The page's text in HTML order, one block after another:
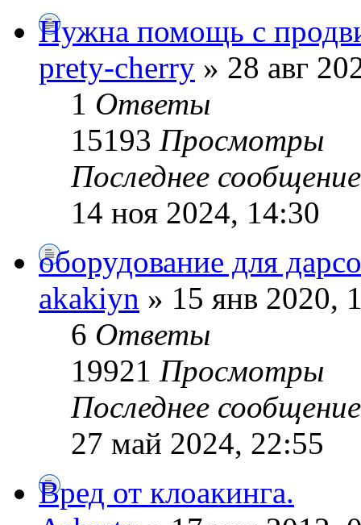
Нужна помощь с
prety-cherry » 28 авг
1 Ответы
15193 Просмотры
Последнее
14 ноя 2024, 14:30
оборудование для
akakiyn » 15 янв 2020,
6 Ответы
19921 Просмотры
Последнее
27 май 2024, 22:55
Вред от клоакинга.